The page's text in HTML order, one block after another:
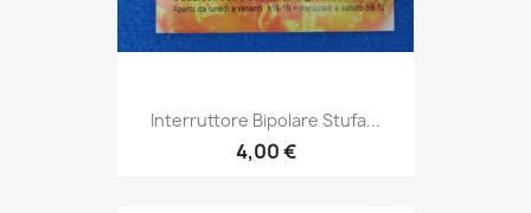
Interruttore Bipolare Stufa...
4,00 €